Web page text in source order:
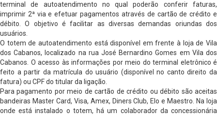
terminal de autoatendimento no qual poderão conferir faturas,
imprimir 2ª via e efetuar pagamentos através de cartão de crédito e
débito. O objetivo é facilitar as diversas demandas oriundas dos
usuários.
O totem de autoatendimento está disponível em frente à loja de Vila
dos Cabanos, localizado na rua José Bernardino Gomes em Vila dos
Cabanos. O acesso às informações por meio do terminal eletrônico é
feito a partir da matrícula do usuário (disponível no canto direito da
fatura) ou CPF do titular da ligação.
Para pagamento por meio de cartão de crédito ou débito são aceitas
bandeiras Master Card, Visa, Amex, Diners Club, Elo e Maestro. Na loja
onde está instalado o totem, há um colaborador da concessionária